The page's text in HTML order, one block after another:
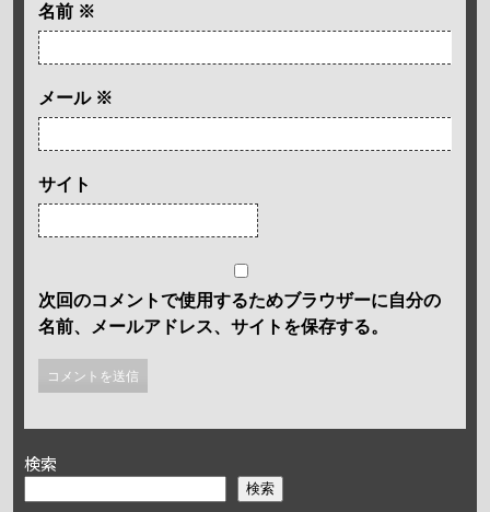
名前 ※
メール ※
サイト
次回のコメントで使用するためブラウザーに自分の
名前、メールアドレス、サイトを保存する。
検索
検索